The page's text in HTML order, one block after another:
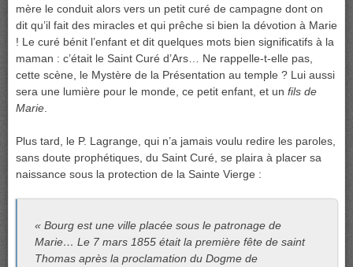
mère le conduit alors vers un petit curé de campagne dont on
dit qu’il fait des miracles et qui prêche si bien la dévotion à Marie
! Le curé bénit l’enfant et dit quelques mots bien significatifs à la
maman : c’était le Saint Curé d’Ars… Ne rappelle-t-elle pas,
cette scène, le Mystère de la Présentation au temple ? Lui aussi
sera une lumière pour le monde, ce petit enfant, et un fils de
Marie.
Plus tard, le P. Lagrange, qui n’a jamais voulu redire les paroles,
sans doute prophétiques, du Saint Curé, se plaira à placer sa
naissance sous la protection de la Sainte Vierge :
« Bourg est une ville placée sous le patronage de
Marie… Le 7 mars 1855 était la première fête de saint
Thomas après la proclamation du Dogme de